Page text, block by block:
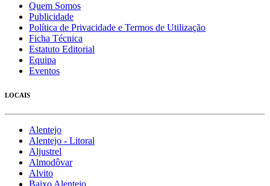
Quem Somos
Publicidade
Política de Privacidade e Termos de Utilização
Ficha Técnica
Estatuto Editorial
Equipa
Eventos
LOCAIS
Alentejo
Alentejo - Litoral
Aljustrel
Almodôvar
Alvito